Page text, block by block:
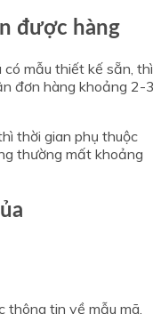
được hàng
mẫu thiết kế sẵn, thì
đơn hàng khoảng 2-3
thời gian phụ thuộc
thường mất khoảng
thông tin về mẫu mã,